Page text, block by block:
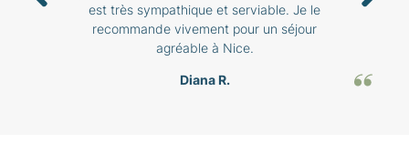
est très sympathique et serviable. Je le
recommande vivement pour un séjour
agréable à Nice.
Diana R.